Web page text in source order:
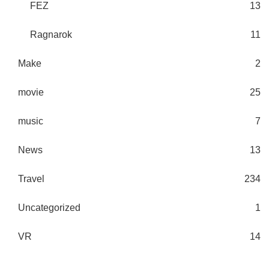
FEZ 13
Ragnarok 11
Make 2
movie 25
music 7
News 13
Travel 234
Uncategorized 1
VR 14